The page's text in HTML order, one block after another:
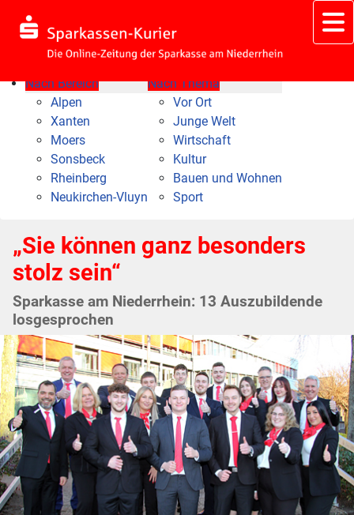
Nach Bereich
Alpen
Xanten
Moers
Sonsbeck
Rheinberg
Neukirchen-Vluyn
Nach Thema
Vor Ort
Junge Welt
Wirtschaft
Kultur
Bauen und Wohnen
Sport
„Sie können ganz besonders
stolz sein“
Sparkasse am Niederrhein: 13 Auszubildende
losgesprochen